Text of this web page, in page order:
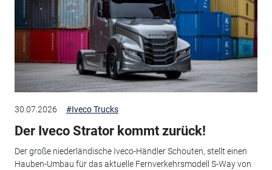
30.07.2026 #Iveco Trucks
Der Iveco Strator kommt zurück!
Der große niederländische Iveco-Händler Schouten, stellt einen
Hauben-Umbau für das aktuelle Fernverkehrsmodell S-Way von